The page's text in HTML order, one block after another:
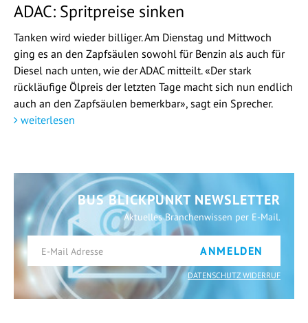
ADAC: Spritpreise sinken
Tanken wird wieder billiger. Am Dienstag und Mittwoch
ging es an den Zapfsäulen sowohl für Benzin als auch für
Diesel nach unten, wie der ADAC mitteilt. «Der stark
rückläufige Ölpreis der letzten Tage macht sich nun endlich
auch an den Zapfsäulen bemerkbar», sagt ein Sprecher.
weiterlesen
BUS BLICKPUNKT NEWSLETTER
Aktuelles Branchenwissen per E-Mail.
ANMELDEN
DATENSCHUTZ WIDERRUF